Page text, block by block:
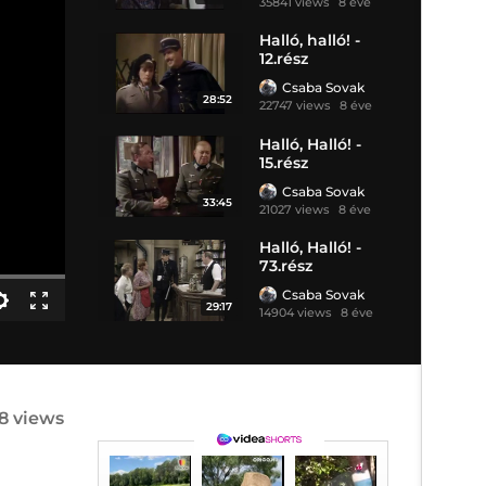
28:52
Halló, halló! -
12.rész
Csaba Sovak
22747 views 8 éve
33:45
Halló, Halló! -
15.rész
Csaba Sovak
21027 views 8 éve
29:17
Halló, Halló! -
73.rész
Csaba Sovak
14904 views 8 éve
views